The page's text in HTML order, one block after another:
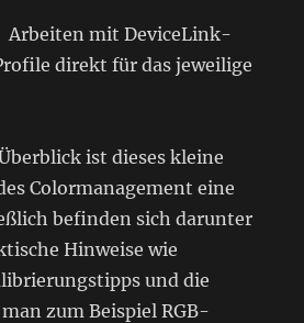
Arbeiten mitDeviceLink-
direkt für das jeweilige
ist dieses kleine
Colormanagement eine
befinden sich darunter
Hinweise wie
und die
zum Beispiel RGB-